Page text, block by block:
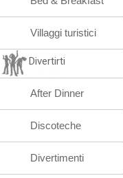
Villaggi turistici
Divertirti
After Dinner
Discoteche
Divertimenti